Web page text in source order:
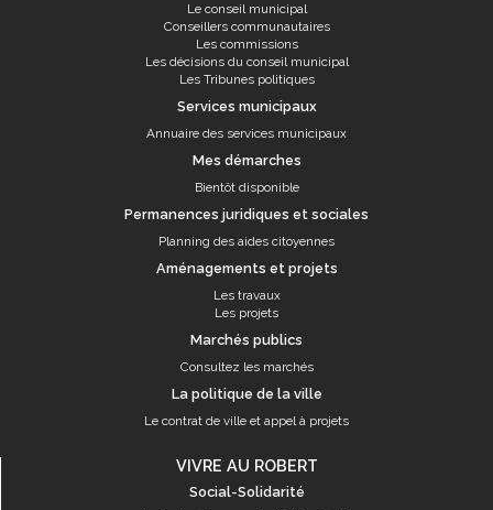
Le conseil municipal
Conseillers communautaires
Les commissions
Les décisions du conseil municipal
Les Tribunes politiques
Services municipaux
Annuaire des services municipaux
Mes démarches
Bientôt disponible
Permanences juridiques et sociales
Planning des aides citoyennes
Aménagements et projets
Les travaux
Les projets
Marchés publics
Consultez les marchés
La politique de la ville
Le contrat de ville et appel à projets
VIVRE AU ROBERT
Social-Solidarité